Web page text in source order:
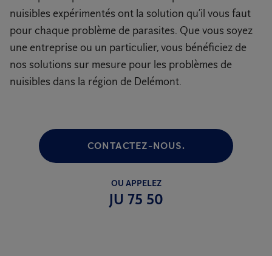
nuisibles expérimentés ont la solution qu’il vous faut
pour chaque problème de parasites. Que vous soyez
une entreprise ou un particulier, vous bénéficiez de
nos solutions sur mesure pour les problèmes de
nuisibles dans la région de Delémont.
CONTACTEZ-NOUS.
OU APPELEZ
JU 75 50